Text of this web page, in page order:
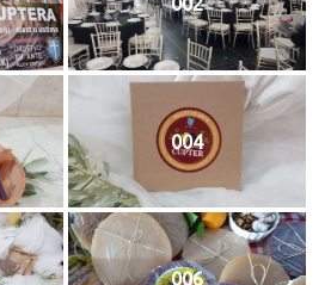
002
004